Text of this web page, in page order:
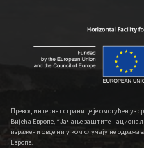
Превод интернет странице је омогућен уз
Вијећа Европе, “Јачање заштите
изражени овде ни у ком случају не
Европе.